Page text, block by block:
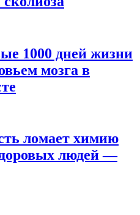
1000 дней жизни
мозга в
ломает химию
людей —